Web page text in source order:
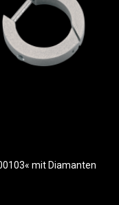
mit Diamanten